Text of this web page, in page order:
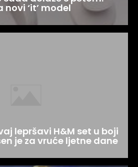
‘it’ model
lepršavi H&M set u boji
je za vruće ljetne dane